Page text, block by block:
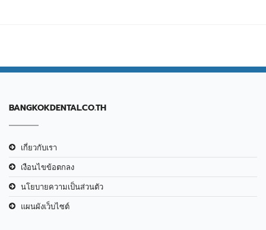
BANGKOKDENTAL.CO.TH
เกี่ยวกับเรา
เงือนไขข้อตกลง
นโยบายความเป็นส่วนตัว
แผนผังเว็บไซต์